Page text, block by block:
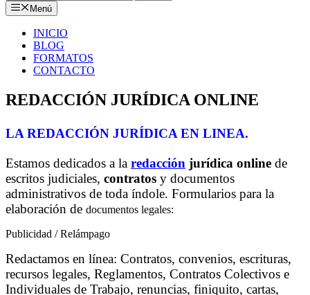
Menú
INICIO
BLOG
FORMATOS
CONTACTO
REDACCIÓN JURÍDICA ONLINE
LA REDACCIÓN JURÍDICA EN LINEA.
Estamos dedicados a la redacción jurídica online de
escritos judiciales, contratos y documentos
administrativos de toda índole. Formularios para la
elaboración de documentos legales:
Publicidad / Relámpago
Redactamos en línea: Contratos, convenios, escrituras,
recursos legales, Reglamentos, Contratos Colectivos e
Individuales de Trabajo, renuncias, finiquito, cartas,